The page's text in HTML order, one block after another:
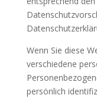
Wenn Sie diese
verschiedene
persönlich